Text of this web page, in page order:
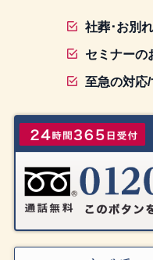
社葬･お別
セミナーの
至急の対応